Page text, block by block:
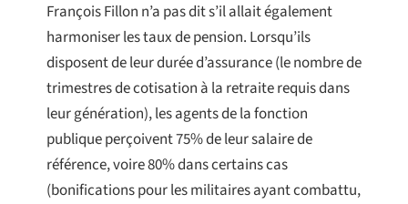
François Fillon n’a pas dit s’il allait également
harmoniser les taux de pension. Lorsqu’ils
disposent de leur durée d’assurance (le nombre de
trimestres de cotisation à la retraite requis dans
leur génération), les agents de la fonction
publique perçoivent 75% de leur salaire de
référence, voire 80% dans certains cas
(bonifications pour les militaires ayant combattu,